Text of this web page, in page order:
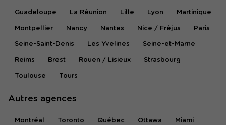
Guadeloupe La Réunion Lille Lyon Martinique
Montpellier Nancy Nantes Nice / Fréjus Paris
Seine-Saint-Denis Les Yvelines Seine-et-Marne
Reims Brest Rouen / Lisieux Strasbourg
Toulouse Tours
Autres agences
Montréal Toronto Québec Ottawa Miami